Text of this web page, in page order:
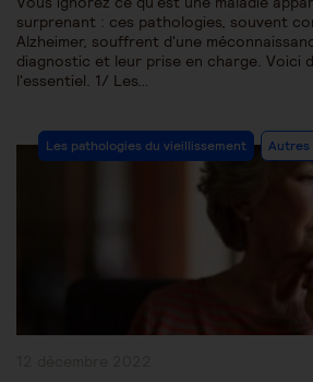
surprenant : ces pathologies, souvent
Alzheimer, souffrent d'une
diagnostic et leur prise en charge. Voici
l'essentiel. 1/ Les…
Post
Category:
Les pathologies du vieillissement Autres